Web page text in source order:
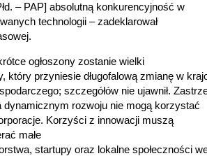
– PAP] absolutną konkurencyjność w
technologii – zadeklarował
ogłoszony zostanie wielki
który przyniesie długofalową zmianę w
szczegółów nie ujawnił.
dynamicznym rozwoju nie mogą korzystać
Korzyści z innowacji muszą
małe
startupy oraz lokalne społeczności